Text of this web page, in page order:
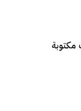
مكتوبة